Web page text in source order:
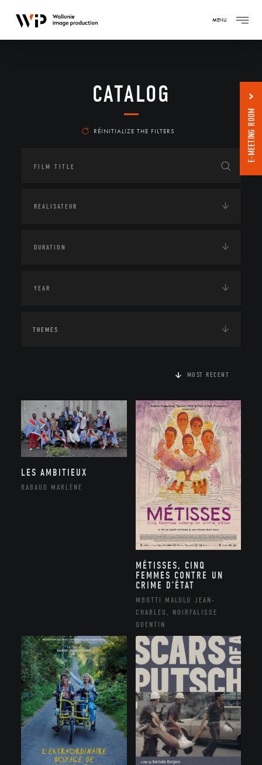
MENU
CATALOG
RÉINITIALIZE THE FILTERS
THEMES
MOST RECENT
LES AMBITIEUX
RABAUD MARLÈNE
MÉTISSES, CINQ
FEMMES CONTRE UN
CRIME D’ÉTAT
MBOTTI MALOLO JEAN-
CHARLES, NOIRFALISSE
QUENTIN
E-MEETING ROOM